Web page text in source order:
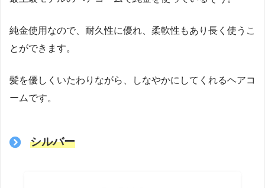
純金使用なので、耐久性に優れ、柔軟性もあり長く使うこ
とができます。
髪を優しくいたわりながら、しなやかにしてくれるヘアコ
ームです。
シルバー